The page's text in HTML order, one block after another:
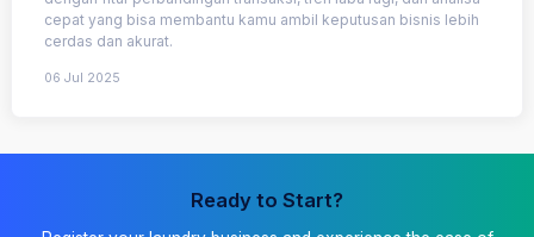
cepat yang bisa membantu kamu ambil keputusan bisnis lebih
cerdas dan akurat.
06 Jul 2025
Ready to Start?